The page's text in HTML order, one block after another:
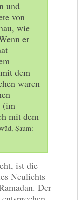
und
von
wie
er
dem
waren
(im
mit dem
Ṣaum:
ist die
Neulichts
Der